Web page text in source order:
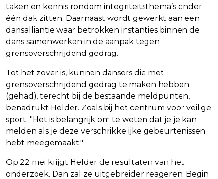
taken en kennis rondom integriteitsthema’s onder
één dak zitten. Daarnaast wordt gewerkt aan een
dansalliantie waar betrokken instanties binnen de
dans samenwerken in de aanpak tegen
grensoverschrijdend gedrag.
Tot het zover is, kunnen dansers die met
grensoverschrijdend gedrag te maken hebben
(gehad), terecht bij de bestaande meldpunten,
benadrukt Helder. Zoals bij het centrum voor veilige
sport. "Het is belangrijk om te weten dat je je kan
melden als je deze verschrikkelijke gebeurtenissen
hebt meegemaakt."
Op 22 mei krijgt Helder de resultaten van het
onderzoek. Dan zal ze uitgebreider reageren. Begin